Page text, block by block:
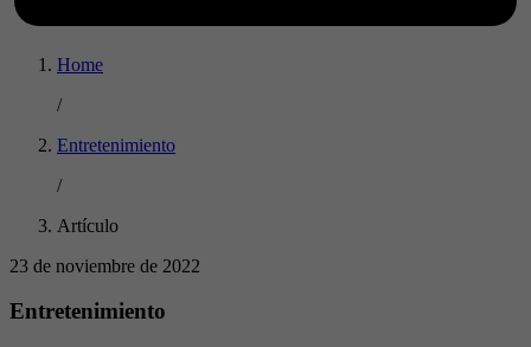
Home
/
Entretenimiento
/
Artículo
23 de noviembre de 2022
Entretenimiento